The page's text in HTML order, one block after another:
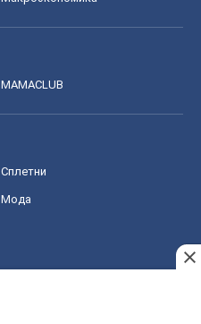
MAMACLUB
Сплетни
Мода